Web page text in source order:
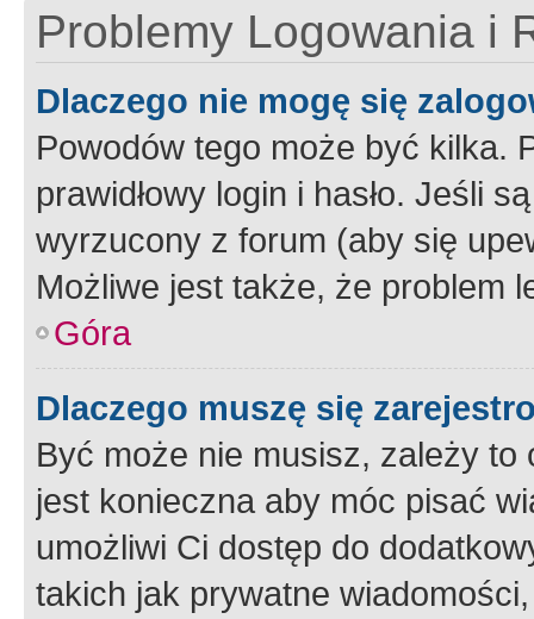
Problemy Logowania i
Dlaczego nie mogę się
Powodów tego może być kilka.
prawidłowy login i hasło. Jeśli
wyrzucony z forum (aby się
Możliwe jest także, że problem
Góra
Dlaczego muszę się
Być może nie musisz, zależy
jest konieczna aby móc pisać
umożliwi Ci dostęp do
takich jak prywatne